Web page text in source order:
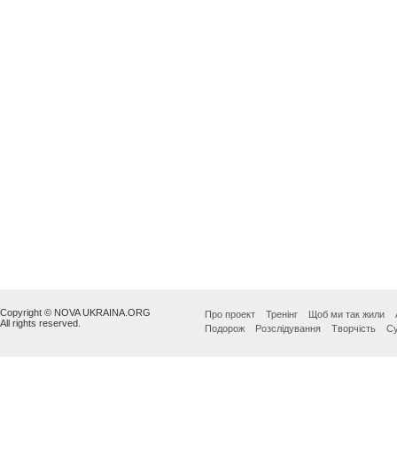
Copyright © NOVA UKRAINA.ORG
All rights reserved.
Про проект Тренінг Щоб ми так жили
Подорож
Розслідування Творчість